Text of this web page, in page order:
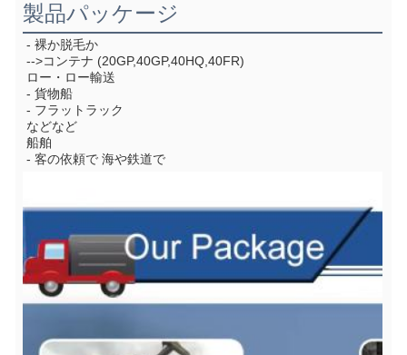
製品パッケージ
- 裸か脱毛か
-->コンテナ (20GP,40GP,40HQ,40FR)
ロー・ロー輸送
- 貨物船
- フラットラック
などなど
船舶
- 客の依頼で 海や鉄道で